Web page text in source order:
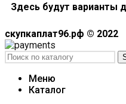
Здесь будут варианты
скупкаплат96.рф © 2022
Меню
Каталог